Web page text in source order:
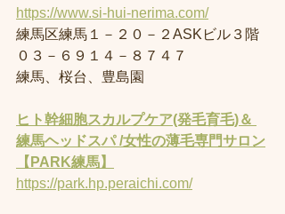
https://www.si-hui-nerima.com/
練馬区練馬１－２０－２ASKビル３階
０３－６９１４－８７４７
練馬、桜台、豊島園
ヒト幹細胞スカルプケア(発毛育毛)＆
練馬ヘッドスパ /女性の薄毛専門サロン
【PARK練馬】
https://park.hp.peraichi.com/